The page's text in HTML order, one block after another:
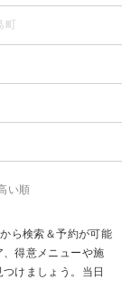
い順
ら検索＆予約が可能
得意メニューや施
けましょう。当日